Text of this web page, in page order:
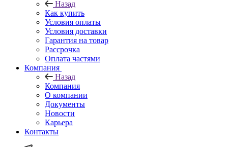
Назад
Как купить
Условия оплаты
Условия доставки
Гарантия на товар
Рассрочка
Оплата частями
Компания
Назад
Компания
О компании
Документы
Новости
Карьера
Контакты